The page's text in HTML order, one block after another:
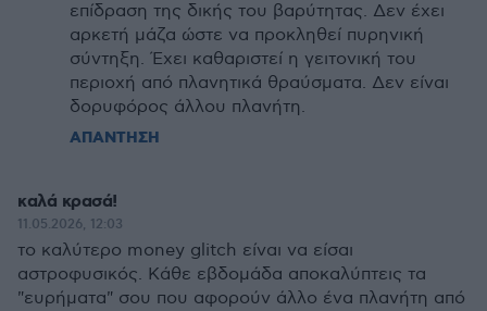
επίδραση της δικής του βαρύτητας. Δεν έχει
αρκετή μάζα ώστε να προκληθεί πυρηνική
σύντηξη. Έχει καθαριστεί η γειτονική του
περιοχή από πλανητικά θραύσματα. Δεν είναι
δορυφόρος άλλου πλανήτη.
ΑΠΑΝΤΗΣΗ
καλά κρασά!
11.05.2026, 12:03
το καλύτερο money glitch είναι να είσαι
αστροφυσικός. Κάθε εβδομάδα αποκαλύπτεις τα
"ευρήματα" σου που αφορούν άλλο ένα πλανήτη από